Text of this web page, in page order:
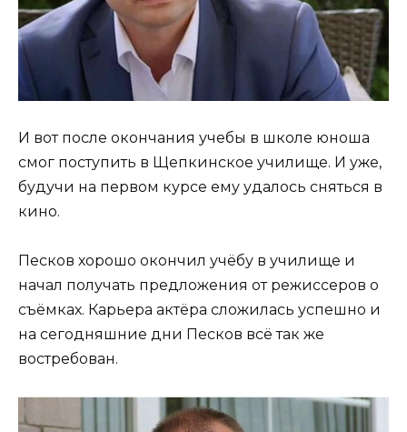
И вот после окончания учебы в школе юноша
смог поступить в Щепкинское училище. И уже,
будучи на первом курсе ему удалось сняться в
кино.
Песков хорошо окончил учёбу в училище и
начал получать предложения от режиссеров о
съёмках. Карьера актёра сложилась успешно и
на сегодняшние дни Песков всё так же
востребован.